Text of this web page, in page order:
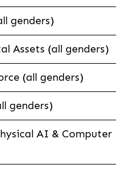
genders)
Assets (all genders)
(all genders)
genders)
AI & Computer